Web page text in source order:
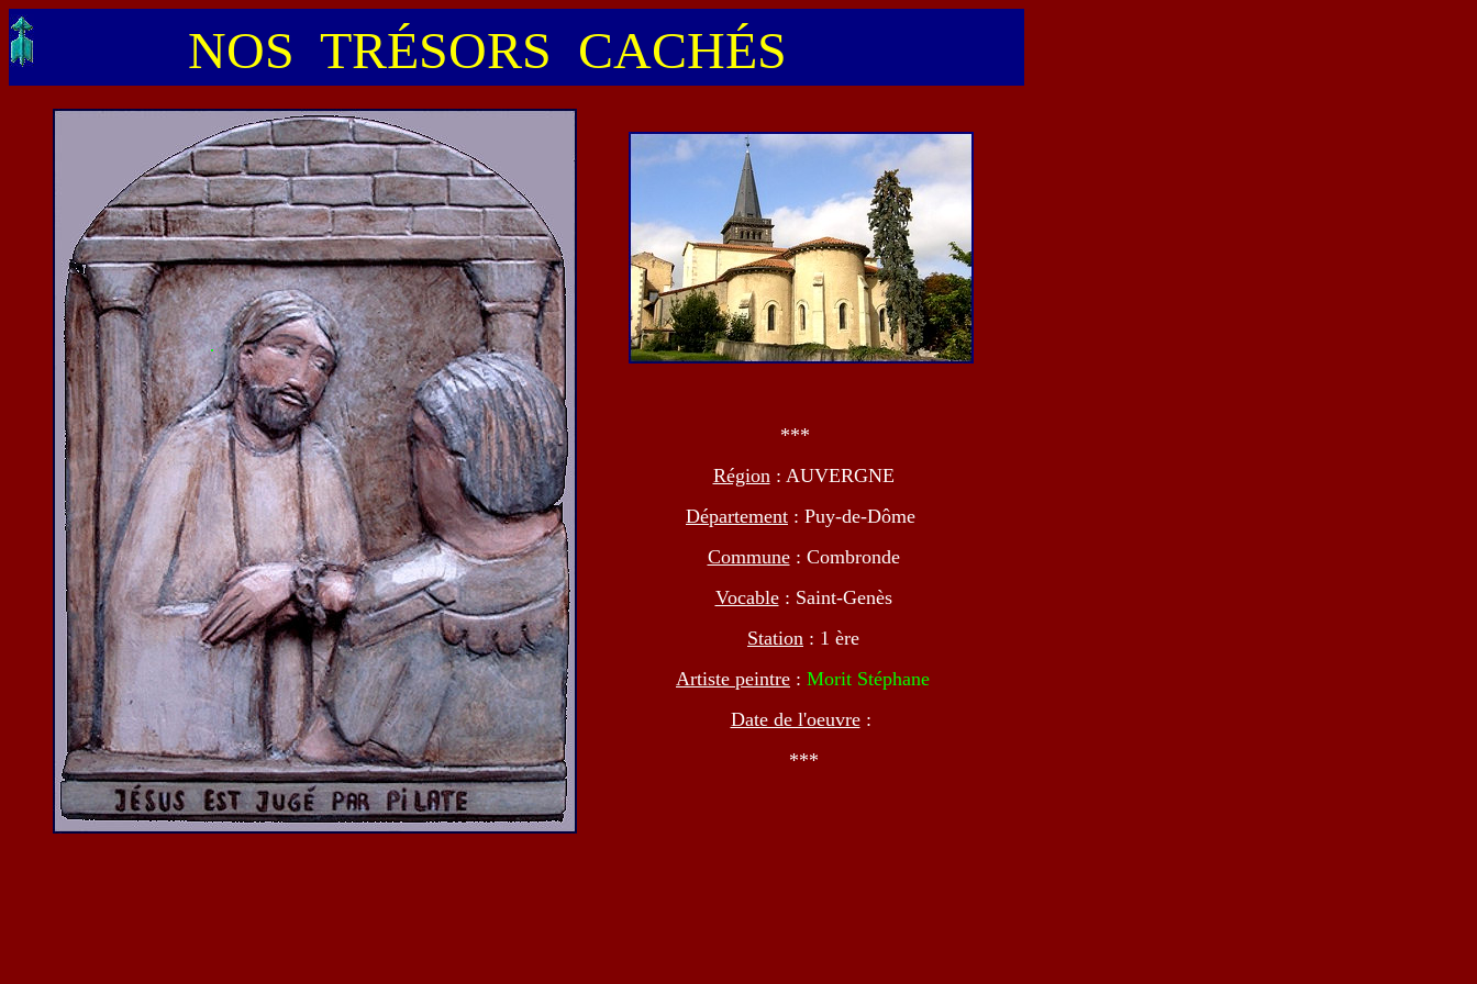
NOS TRÉSORS CACHÉS
***
Région: AUVERGNE
Département : Puy-de-Dôme
Commune: Combronde
Vocable: Saint-Genès
Station : 1 ère
Artiste peintre : Morit Stéphane
Date de l'oeuvre:
***